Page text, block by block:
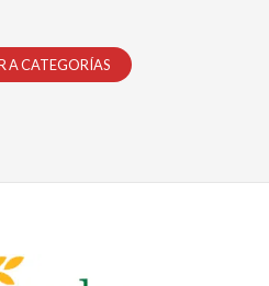
A CATEGORÍAS